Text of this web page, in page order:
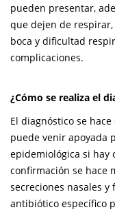
pueden presentar,
que dejen de
boca y dificultad
complicaciones.
¿Cómo se realiza el
El diagnóstico se
puede venir apoyada
epidemiológica si hay
confirmación se hace
secreciones nasales
antibiótico específico